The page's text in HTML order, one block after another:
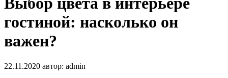
гостиной: насколько он
важен?
22.11.2020 автор: admin